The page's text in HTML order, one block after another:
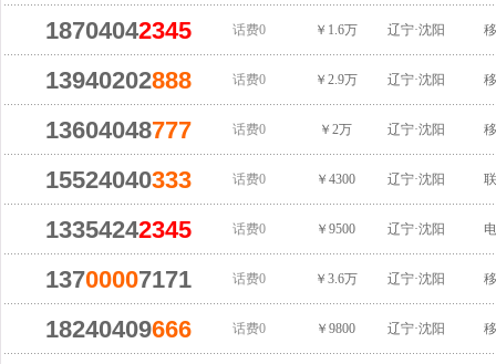
18704042345 话费0 ￥1.6万 辽宁·沈阳
13940202888 话费0 ￥2.9万 辽宁·沈阳
13604048777 话费0 ￥2万 辽宁·沈阳
15524040333 话费0 ￥4300 辽宁·沈阳
13354242345 话费0 ￥9500 辽宁·沈阳
13700007171 话费0 ￥3.6万 辽宁·沈阳
18240409666 话费0 ￥9800 辽宁·沈阳